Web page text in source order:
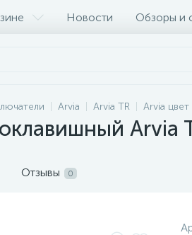
Новости Обзоры и
Arvia Arvia TR Arvia
Arvia
Отзывы 0